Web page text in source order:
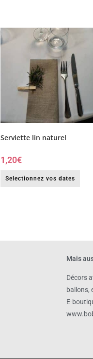
Serviette lin naturel
1,20€
Selectionnez vos dates
Mais
Décors
ballons,
E-